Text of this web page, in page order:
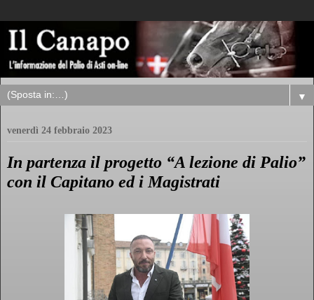
▼
venerdì 24 febbraio 2023
In partenza il progetto “A lezione di Palio”
con il Capitano ed i Magistrati